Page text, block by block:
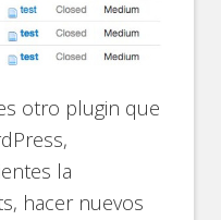
otro plugin que
la
hacer nuevos